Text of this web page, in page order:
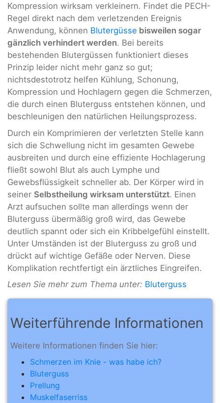
Kompression wirksam verkleinern. Findet die PECH-
Regel direkt nach dem verletzenden Ereignis
Anwendung, können Blutergüsse bisweilen sogar
gänzlich verhindert werden. Bei bereits
bestehenden Blutergüssen funktioniert dieses
Prinzip leider nicht mehr ganz so gut;
nichtsdestotrotz helfen Kühlung, Schonung,
Kompression und Hochlagern gegen die Schmerzen,
die durch einen Bluterguss entstehen können, und
beschleunigen den natürlichen Heilungsprozess.
Durch ein Komprimieren der verletzten Stelle kann
sich die Schwellung nicht im gesamten Gewebe
ausbreiten und durch eine effiziente Hochlagerung
fließt sowohl Blut als auch Lymphe und
Gewebsflüssigkeit schneller ab. Der Körper wird in
seiner Selbstheilung wirksam unterstützt. Einen
Arzt aufsuchen sollte man allerdings wenn der
Bluterguss übermäßig groß wird, das Gewebe
deutlich spannt oder sich ein Kribbelgefühl einstellt.
Unter Umständen ist der Bluterguss zu groß und
drückt auf wichtige Gefäße oder Nerven. Diese
Komplikation rechtfertigt ein ärztliches Eingreifen.
Lesen Sie mehr zum Thema unter: Bluterguss
Weiterführende Informationen
Weitere Informationen finden Sie hier:
Schmerzen im Knie - was habe ich?
Bluterguss
Prellung
Muskelfaserriss